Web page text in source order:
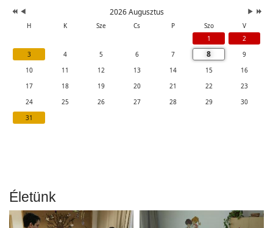
2026 Augusztus
H K Sze Cs P Szo
V
1
2
3
4 5 6 7 8
9
10
11 12 13 14 15
16
17
18 19 20 21 22
23
24
25 26 27 28 29
30
31
Életünk